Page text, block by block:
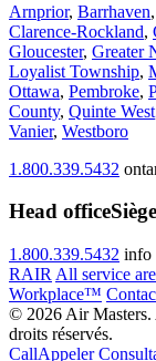
Arnprior, Barrhaven,
Clarence-Rockland,
Gloucester, Greater
Loyalist Township,
Ottawa, Pembroke,
County, Quinte West
Vanier, Westboro
1.800.339.5432
Head office
1.800.339.5432 info
RAIR All service
Workplace™
© 2026 Air Masters.
droits réservés.
CallAppeler